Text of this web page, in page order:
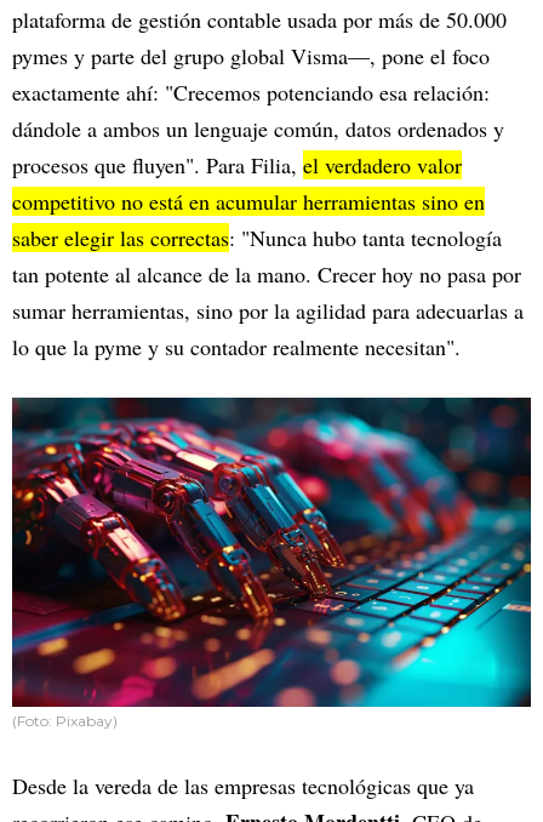
plataforma de gestión contable usada por más de 50.000
pymes y parte del grupo global Visma—, pone el foco
exactamente ahí: "Crecemos potenciando esa relación:
dándole a ambos un lenguaje común, datos ordenados y
procesos que fluyen". Para Filia, el verdadero valor
competitivo no está en acumular herramientas sino en
saber elegir las correctas: "Nunca hubo tanta tecnología
tan potente al alcance de la mano. Crecer hoy no pasa por
sumar herramientas, sino por la agilidad para adecuarlas a
lo que la pyme y su contador realmente necesitan".
(Foto: Pixabay)
Desde la vereda de las empresas tecnológicas que ya